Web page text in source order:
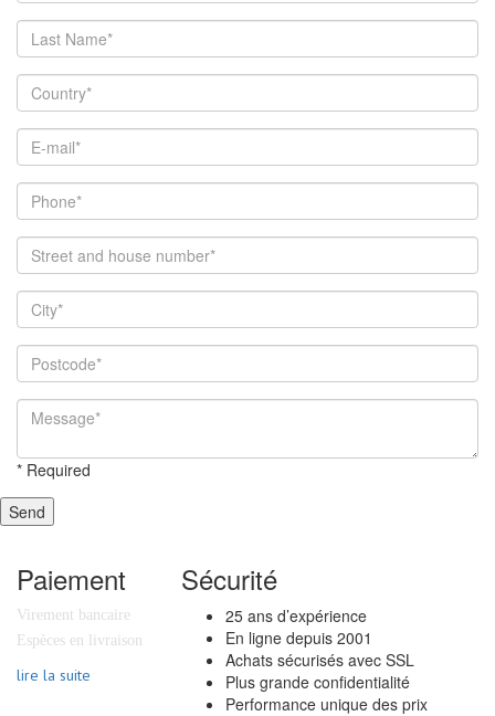
* Required
Send
Paiement
Virement bancaire
Espèces en livraison
lire la suite
Sécurité
25 ans d’expérience
En ligne depuis 2001
Achats sécurisés avec SSL
Plus grande confidentialité
Performance unique des prix